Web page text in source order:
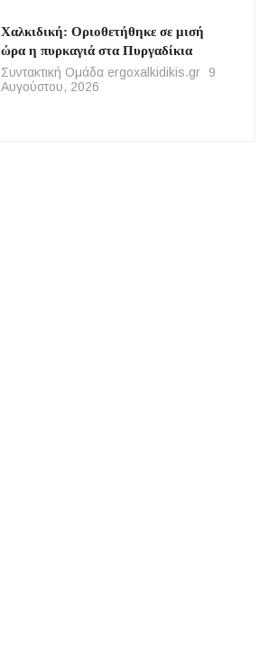
Χαλκιδική: Οριοθετήθηκε σε μισή
ώρα η πυρκαγιά στα Πυργαδίκια
Συντακτική Ομάδα ergoxalkidikis.gr
9
Αυγούστου, 2026